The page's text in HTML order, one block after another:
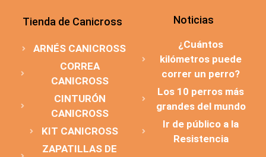
Tienda de Canicross
ARNÉS CANICROSS
CORREA
CANICROSS
CINTURÓN
CANICROSS
KIT CANICROSS
ZAPATILLAS DE
Noticias
¿Cuántos
kilómetros puede
correr un perro?
Los 10 perros más
grandes del mundo
Ir de público a la
Resistencia